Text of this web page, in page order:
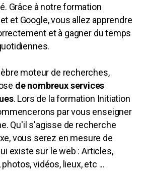
Grâce à notreformation
et Google, vous allez apprendre
et à gagner du temps
moteur de recherches,
de nombreux services
. Lors de laformation Initiation
par vous enseigner
Qu'il s'agisse de recherche
vous serez en mesure de
existe sur le web : Articles,
vidéos, lieux, etc ...